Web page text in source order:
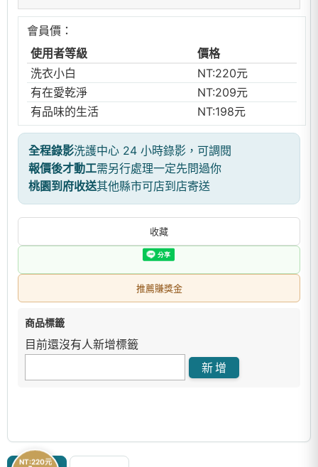
會員價：
使用者等級
價格
洗衣小白
NT:220元
有在愛乾淨
NT:209元
有品味的生活
NT:198元
全程錄影洗護中心 24 小時錄影，可調閱
報價後才動工需另行處理一定先問過你
桃園到府收送其他縣市可店到店寄送
收藏
推薦賺獎金
商品標籤
目前還沒有人新增標籤
NT:220元